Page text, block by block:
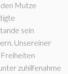
Mutze
sein
Unsereiner
zuhilfenahme